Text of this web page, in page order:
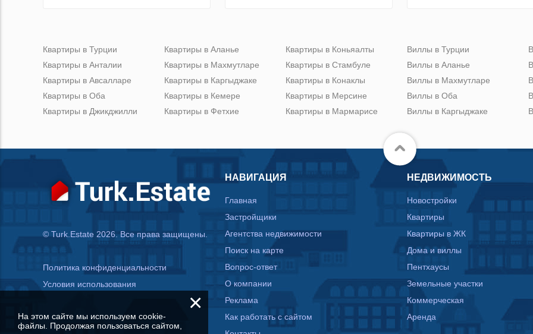
Квартиры в Турции
Квартиры в Анталии
Квартиры в Авсалларе
Квартиры в Оба
Квартиры в Джикджилли
Квартиры в Аланье
Квартиры в Махмутларе
Квартиры в Каргыджаке
Квартиры в Кемере
Квартиры в Фетхие
Квартиры в Коньяалты
Квартиры в Стамбуле
Квартиры в Конаклы
Квартиры в Мерсине
Квартиры в Мармарисе
Виллы в Турции
Виллы в Аланье
Виллы в Махмутларе
Виллы в Оба
Виллы в Каргыджаке
© Turk.Estate 2026. Все права защищены.
Политика конфиденциальности
Условия использования
НАВИГАЦИЯ
Главная
Застройщики
Агентства недвижимости
Поиск на карте
Вопрос-ответ
О компании
Реклама
Как работать с сайтом
НЕДВИЖИМОСТЬ
Новостройки
Квартиры
Квартиры в ЖК
Дома и виллы
Пентхаусы
Земельные участки
Коммерческая
Аренда
×
На этом сайте мы используем cookie-
файлы. Продолжая пользоваться сайтом,